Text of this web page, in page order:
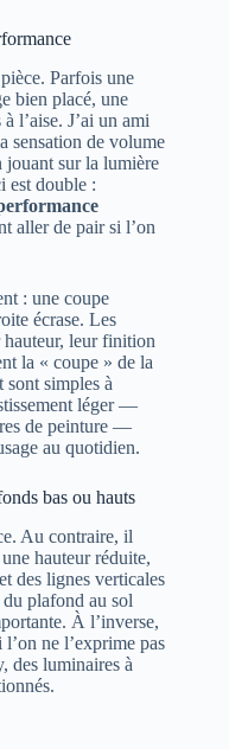
Parfois une
bien placé, une
l’aise. J’ai un ami
sensation de volume
sur la lumière
est double :
aller de pair si l’on
: une coupe
écrase. Les
leur finition
la « coupe » de la
simples à
léger —
de peinture —
au quotidien.
bas ou hauts
Au contraire, il
hauteur réduite,
des lignes verticales
plafond au sol
À l’inverse,
ne l’exprime pas
des luminaires à